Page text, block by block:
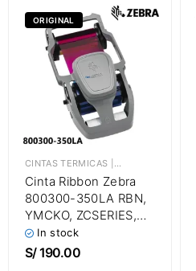
ORIGINAL
CINTAS TERMICAS | TICKETERAS | LAMINADAS | ETIQUETADORAS | CONTINUAS ADHESIVAS
Cinta Ribbon Zebra
800300-350LA RBN,
YMCKO, ZCSERIES,
200IMG | Para
Impresora De
In stock
S/190.00